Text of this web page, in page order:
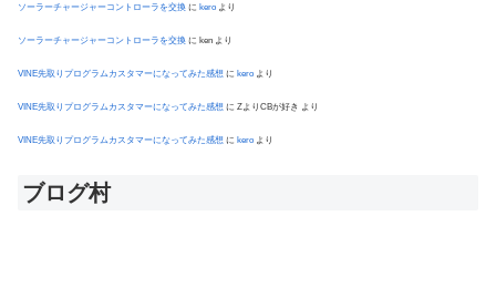
ソーラーチャージャーコントローラを交換 に kero より
ソーラーチャージャーコントローラを交換 に ken より
VINE先取りプログラムカスタマーになってみた感想 に kero より
VINE先取りプログラムカスタマーになってみた感想 に ZよりCBが好き より
VINE先取りプログラムカスタマーになってみた感想 に kero より
ブログ村